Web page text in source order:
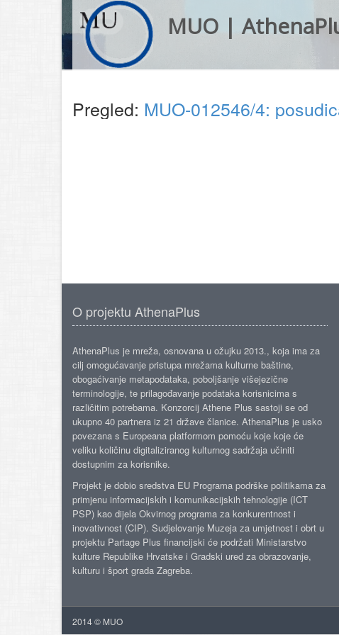
MUO |
Pregled: MUO-012546/4:
O projektu AthenaPlus
AthenaPlus je mreža, osnovana u ožujku 2013., koja ima za
cilj omogućavanje pristupa mrežama kulturne baštine,
obogaćivanje metapodataka, poboljšanje višejezične
terminologije, te prilagođavanje podataka korisnicima s
različitim potrebama. Konzorcij Athene Plus sastoji se od
ukupno 40 partnera iz 21 države članice. AthenaPlus je usko
povezana s Europeana platformom pomoću koje koje će
veliku količinu digitaliziranog kulturnog sadržaja učiniti
dostupnim za korisnike.
Projekt je dobio sredstva EU Programa podrške politikama za
primjenu informacijskih i komunikacijskih tehnologije (ICT
PSP) kao dijela Okvirnog programa za konkurentnost i
inovativnost (CIP). Sudjelovanje Muzeja za umjetnost i obrt u
projektu Partage Plus financijski će podržati Ministarstvo
kulture Republike Hrvatske i Gradski ured za obrazovanje,
kulturu i šport grada Zagreba.
2014 © MUO